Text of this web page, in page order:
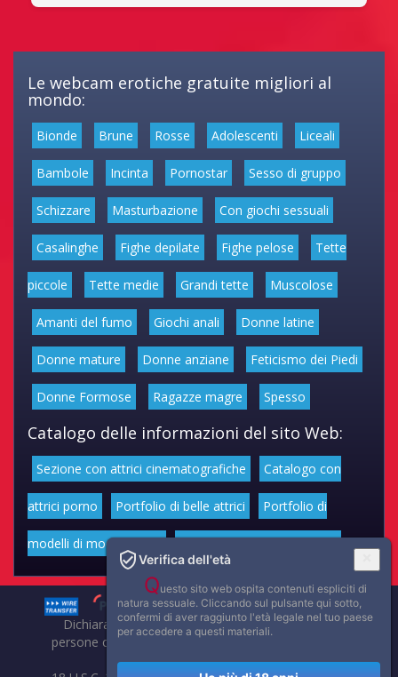
Le webcam erotiche gratuite migliori al
mondo:
Bionde Brune Rosse Adolescenti Liceali
Bambole Incinta Pornostar Sesso di gruppo
Schizzare Masturbazione Con giochi sessuali
Casalinghe Fighe depilate Fighe pelose Tette
piccole Tette medie Grandi tette Muscolose
Amanti del fumo Giochi anali Donne latine
Donne mature Donne anziane Feticismo dei Piedi
Donne Formose Ragazze magre Spesso
Catalogo delle informazioni del sito Web:
Sezione con attrici cinematografiche Catalogo con
attrici porno Portfolio di belle attrici Portfolio di
modelli di moda volgari
Dichiarazione di non responsabilità: tutti i membri e le
persone che compaiono su questo sito hanno almeno 18
anni.
Verifica dell'età
Questo sito web ospita contenuti espliciti di
natura sessuale. Cliccando sul pulsante qui sotto,
confermi di aver raggiunto l'età legale nel tuo paese
per accedere a questi materiali.